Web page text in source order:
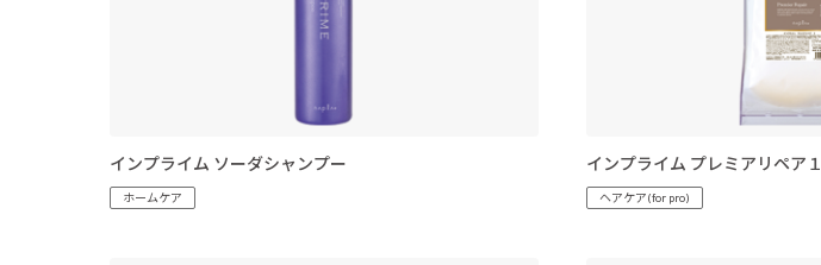
インプライム ソーダシャンプー
ホームケア
インプライム プレミアリペア１
ヘアケア(for pro)